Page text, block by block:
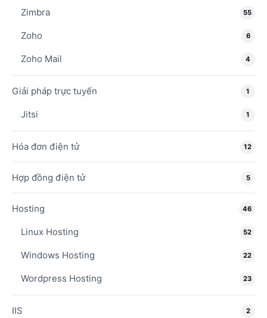
Zimbra 55
Zoho 6
Zoho Mail 4
Giải pháp trực tuyến 1
Jitsi 1
Hóa đơn điện tử 12
Hợp đồng điện tử 5
Hosting 46
Linux Hosting 52
Windows Hosting 22
Wordpress Hosting 23
IIS 2